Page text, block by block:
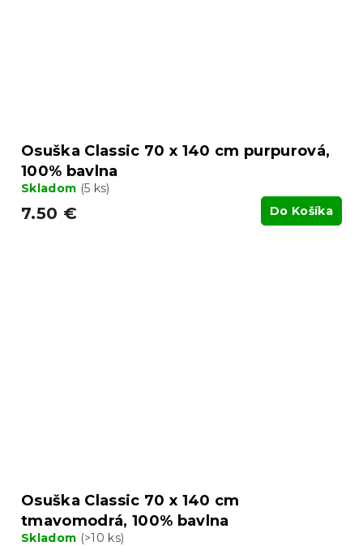
Osuška Classic 70 x 140 cm purpurová,
100% bavlna
Skladom (5 ks)
7.50 € Do Košíka
Osuška Classic 70 x 140 cm
tmavomodrá, 100% bavlna
Skladom (>10 ks)